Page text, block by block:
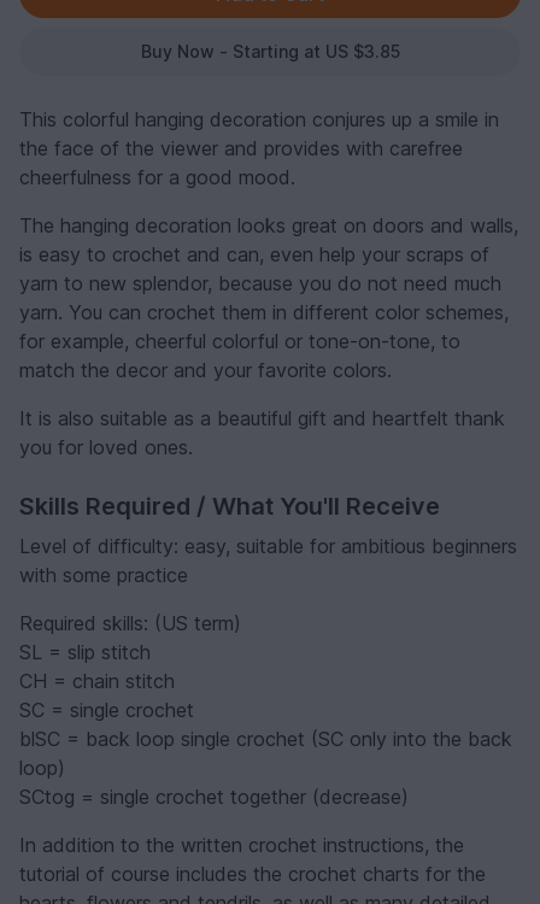
Buy Now - Starting at US $3.85
This colorful hanging decoration conjures up a smile in
the face of the viewer and provides with carefree
cheerfulness for a good mood.
The hanging decoration looks great on doors and walls,
is easy to crochet and can, even help your scraps of
yarn to new splendor, because you do not need much
yarn. You can crochet them in different color schemes,
for example, cheerful colorful or tone-on-tone, to
match the decor and your favorite colors.
It is also suitable as a beautiful gift and heartfelt thank
you for loved ones.
Skills Required / What You'll Receive
Level of difficulty: easy, suitable for ambitious beginners
with some practice
Required skills: (US term)
SL = slip stitch
CH = chain stitch
SC = single crochet
blSC = back loop single crochet (SC only into the back
loop)
SCtog = single crochet together (decrease)
In addition to the written crochet instructions, the
tutorial of course includes the crochet charts for the